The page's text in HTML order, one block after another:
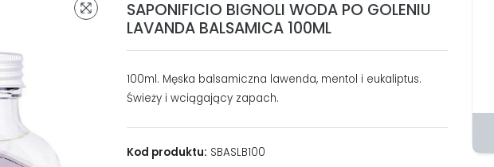
SAPONIFICIO BIGNOLI WODA PO GOLENIU
LAVANDA BALSAMICA 100ML
100ml. Męska balsamiczna lawenda, mentol i eukaliptus.
Świeży i wciągający zapach.
Kod produktu: SBASLB100